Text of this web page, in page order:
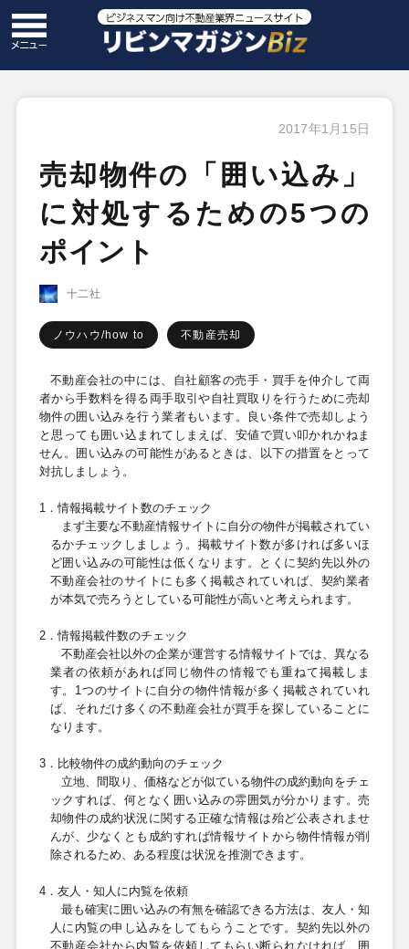
2017年1月15日
売却物件の「囲い込み」
に対処するための5つの
ポイント
十二社
ノウハウ/how to 不動産売却
不動産会社の中には、自社顧客の売手・買手を仲介して両
者から手数料を得る両手取引や自社買取りを行うために売却
物件の囲い込みを行う業者もいます。良い条件で売却しよう
と思っても囲い込まれてしまえば、安値で買い叩かれかねま
せん。囲い込みの可能性があるときは、以下の措置をとって
対抗しましょう。
1．情報掲載サイト数のチェック
まず主要な不動産情報サイトに自分の物件が掲載されてい
るかチェックしましょう。掲載サイト数が多ければ多いほ
ど囲い込みの可能性は低くなります。とくに契約先以外の
不動産会社のサイトにも多く掲載されていれば、契約業者
が本気で売ろうとしている可能性が高いと考えられます。
2．情報掲載件数のチェック
不動産会社以外の企業が運営する情報サイトでは、異なる
業者の依頼があれば同じ物件の情報でも重ねて掲載しま
す。 1つのサイトに自分の物件情報が多く掲載されていれ
ば、それだけ多くの不動産会社が買手を探していることに
なります。
3．比較物件の成約動向のチェック
立地、間取り、価格などが似ている物件の成約動向をチェ
ックすれば、何となく囲い込みの雰囲気が分かります。売
却物件の成約状況に関する正確な情報は殆ど公表されませ
んが、少なくとも成約すれば情報サイトから物件情報が削
除されるため、ある程度は状況を推測できます。
4．友人・知人に内覧を依頼
最も確実に囲い込みの有無を確認できる方法は、友人・知
人に内覧の申し込みをしてもらうことです。契約先以外の
不動産会社から内覧を依頼してもらい断られなければ、囲